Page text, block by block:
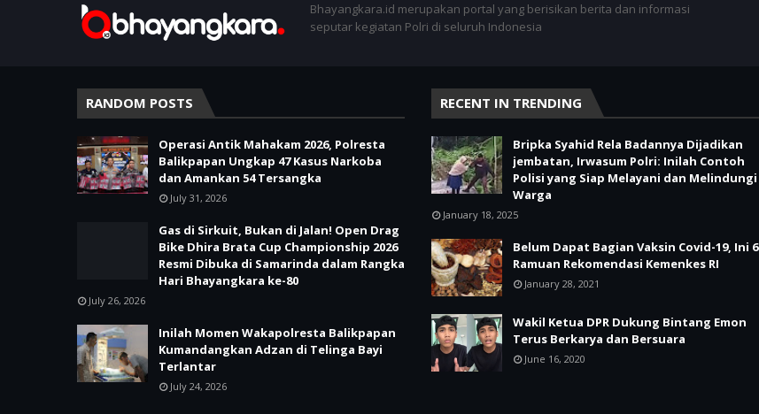
Bhayangkara.id merupakan portal yang berisikan berita dan informasi
seputar kegiatan Polri di seluruh Indonesia
RANDOM POSTS
Operasi Antik Mahakam 2026, Polresta
Balikpapan Ungkap 47 Kasus Narkoba
dan Amankan 54 Tersangka
July 31, 2026
Gas di Sirkuit, Bukan di Jalan! Open Drag
Bike Dhira Brata Cup Championship 2026
Resmi Dibuka di Samarinda dalam Rangka
Hari Bhayangkara ke-80
July 26, 2026
Inilah Momen Wakapolresta Balikpapan
Kumandangkan Adzan di Telinga Bayi
Terlantar
July 24, 2026
RECENT IN TRENDING
Bripka Syahid Rela Badannya Dijadikan
jembatan, Irwasum Polri: Inilah Contoh
Polisi yang Siap Melayani dan Melindungi
Warga
January 18, 2025
Belum Dapat Bagian Vaksin Covid-19, Ini 6
Ramuan Rekomendasi Kemenkes RI
January 28, 2021
Wakil Ketua DPR Dukung Bintang Emon
Terus Berkarya dan Bersuara
June 16, 2020